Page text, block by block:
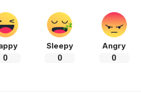
0
Sleepy
0
Angry
0